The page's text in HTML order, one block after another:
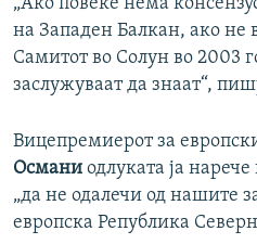
на Западен Балкан, ако не
Самитот во Солун во 2003
заслужуваат да знаат“,
Вицепремиерот за
Османи одлуката ја
„да не одалечи од нашите
европска Република